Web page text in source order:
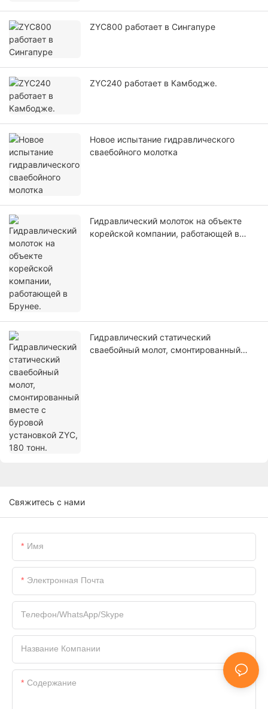
ZYC800 работает в Сингапуре
ZYC240 работает в Камбодже.
Новое испытание гидравлического
сваебойного молотка
Гидравлический молоток на объекте
корейской компании, работающей в
Гидравлический статический
сваебойный молот, смонтированный
Свяжитесь с нами
Имя
Электронная Почта
Телефон/WhatsApp/Skype
Название Компании
Содержание